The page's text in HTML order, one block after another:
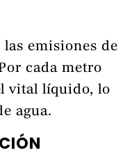
las emisiones de
cada metro
vital líquido, lo
agua.